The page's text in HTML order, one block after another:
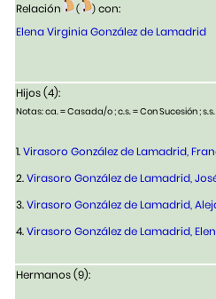
Relación ( ) con:
Elena Virginia González de Lamadrid
Hijos (4):
Notas: ca. = Casada/o ; c.s. = Con Sucesión ;
1.Virasoro González de Lamadrid,
2.Virasoro González de Lamadrid,
3.Virasoro González de Lamadrid,
4.Virasoro González de Lamadrid,
Hermanos (9):